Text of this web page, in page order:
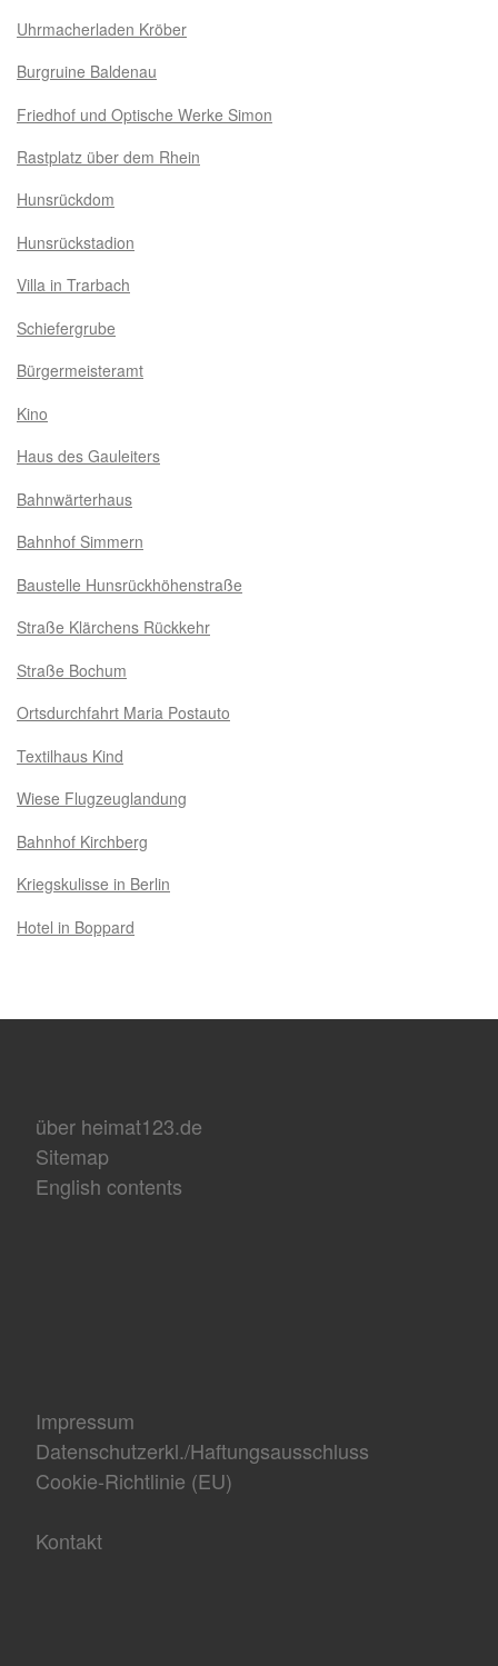
Uhrmacherladen Kröber
Burgruine Baldenau
Friedhof und Optische Werke Simon
Rastplatz über dem Rhein
Hunsrückdom
Hunsrückstadion
Villa in Trarbach
Schiefergrube
Bürgermeisteramt
Kino
Haus des Gauleiters
Bahnwärterhaus
Bahnhof Simmern
Baustelle Hunsrückhöhenstraße
Straße Klärchens Rückkehr
Straße Bochum
Ortsdurchfahrt Maria Postauto
Textilhaus Kind
Wiese Flugzeuglandung
Bahnhof Kirchberg
Kriegskulisse in Berlin
Hotel in Boppard
über heimat123.de
Sitemap
English contents
Impressum
Datenschutzerkl./Haftungsausschluss
Cookie-Richtlinie (EU)
Kontakt